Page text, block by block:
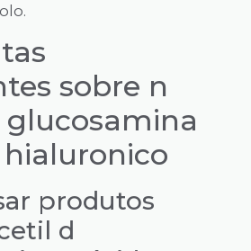
sobre n
glucosamina
produtos
d